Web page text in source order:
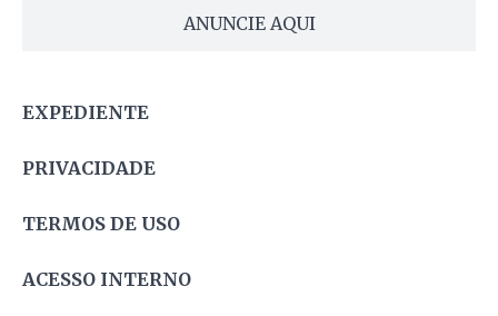
ANUNCIE AQUI
EXPEDIENTE
PRIVACIDADE
TERMOS DE USO
ACESSO INTERNO